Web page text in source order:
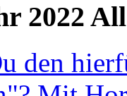
2022
den